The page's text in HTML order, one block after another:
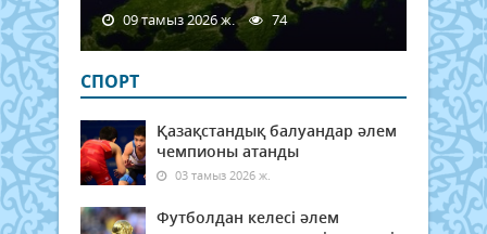
09 тамыз 2026 ж. 74
СПОРТ
Қазақстандық балуандар әлем
чемпионы атанды
03 тамыз 2026 ж.
Футболдан келесі әлем